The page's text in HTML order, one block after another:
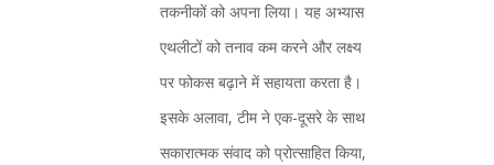
तकनीकों को अपना लिया। यह अभ्यास
एथलीटों को तनाव कम करने और लक्ष्य
पर फोकस बढ़ाने में सहायता करता है।
इसके अलावा, टीम ने एक-दूसरे के साथ
सकारात्मक संवाद को प्रोत्साहित किया,